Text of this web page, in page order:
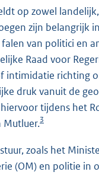
op zowel
zijn belangrijk
van politici en
Raad voor
intimidatie richting
druk vanuit de
tijdens het
Mutluer.3
zoals het
(OM) en politie in